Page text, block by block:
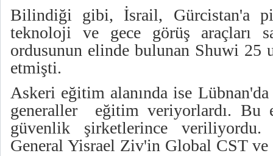
Bilindiği gibi, İsrail, Gürcistan'a
teknoloji ve gece görüş araçları
ordusunun elinde bulunan Shuwi 25
etmişti.
Askeri eğitim alanında ise
generaller eğitim veriyorlardı. Bu
güvenlik şirketlerince
General Yisrael Ziv'in Global CST